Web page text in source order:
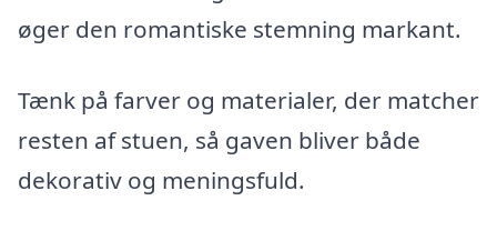
øger den romantiske stemning markant.
Tænk på farver og materialer, der matcher
resten af stuen, så gaven bliver både
dekorativ og meningsfuld.